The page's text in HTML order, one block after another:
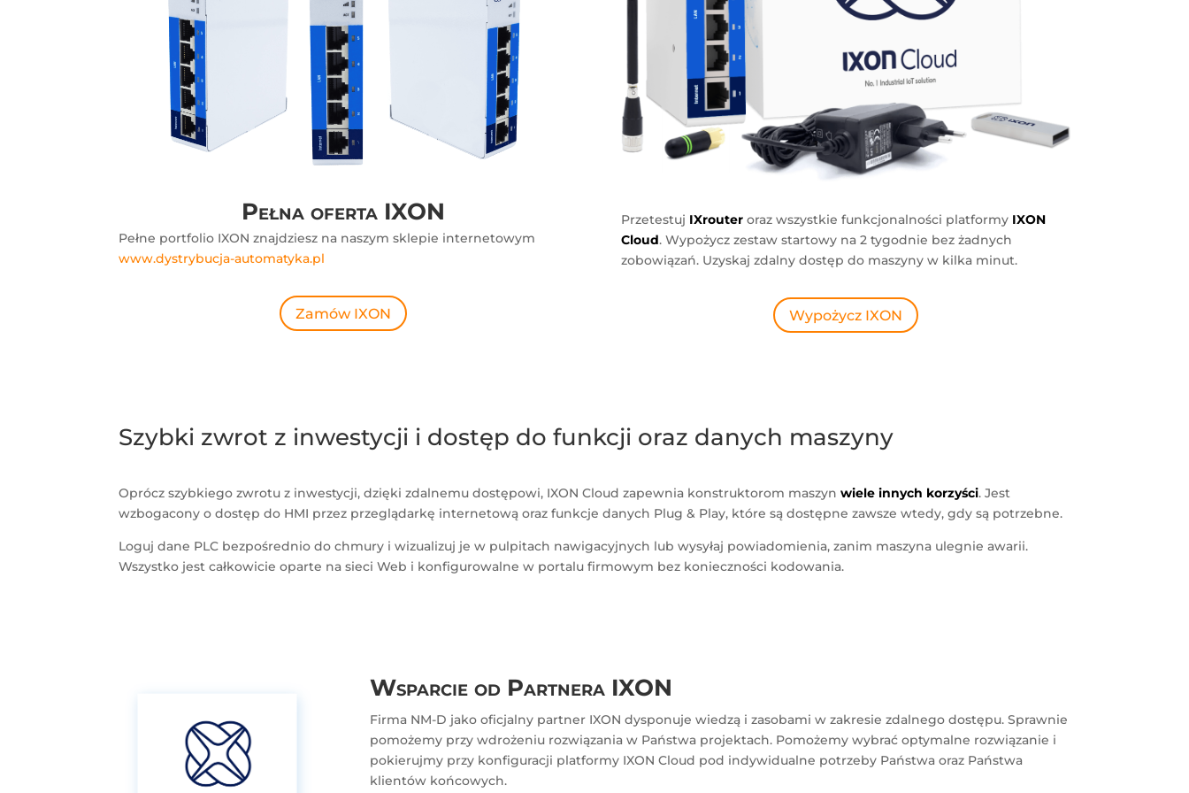
Pełna oferta IXON
Pełne portfolio IXON znajdziesz na naszym sklepie internetowym
www.dystrybucja-automatyka.pl
Zamów IXON
Przetestuj IXrouteroraz wszystkie funkcjonalności platformy IXON
Cloud. Wypożycz zestaw startowy na 2 tygodnie bez żadnych
zobowiązań. Uzyskaj zdalny dostęp do maszyny w kilka minut.
Wypożycz IXON
Szybki zwrot z inwestycji i dostęp do funkcji oraz danych maszyny
Oprócz szybkiego zwrotu z inwestycji, dzięki zdalnemu dostępowi, IXON Cloud zapewnia konstruktorom maszynwiele innych korzyści. Jest
wzbogacony o dostęp do HMI przez przeglądarkę internetową oraz funkcje danych Plug & Play, które są dostępne zawsze wtedy, gdy są potrzebne.
Loguj dane PLC bezpośrednio do chmury i wizualizuj je w pulpitach nawigacyjnych lub wysyłaj powiadomienia, zanim maszyna ulegnie awarii.
Wszystko jest całkowicie oparte na sieci Web i konfigurowalne w portalu firmowym bez konieczności kodowania.
Wsparcie od Partnera IXON
Firma NM-D jako oficjalny partner IXON dysponuje wiedzą i zasobami w zakresie zdalnego dostępu. Sprawnie
pomożemy przy wdrożeniu rozwiązania w Państwa projektach. Pomożemy wybrać optymalne rozwiązanie i
pokierujmy przy konfiguracji platformy IXON Cloud pod indywidualne potrzeby Państwa oraz Państwa
klientów końcowych.